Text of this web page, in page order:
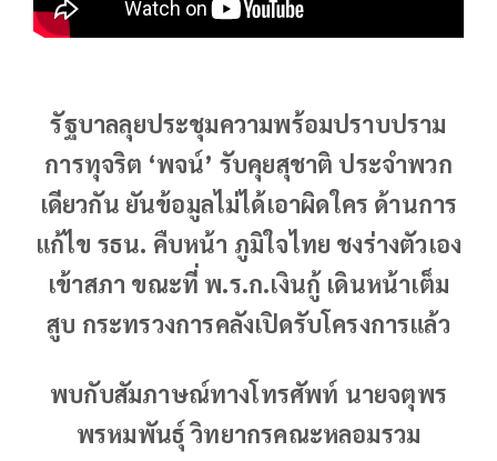
รัฐบาลลุยประชุมความพร้อมปราบปราม
การทุจริต ‘พจน์’ รับคุยสุชาติ ประจำพวก
เดียวกัน ยันข้อมูลไม่ได้เอาผิดใคร ด้านการ
แก้ไข รธน. คืบหน้า ภูมิใจไทย ชงร่างตัวเอง
เข้าสภา ขณะที่ พ.ร.ก.เงินกู้ เดินหน้าเต็ม
สูบ กระทรวงการคลังเปิดรับโครงการแล้ว
พบกับสัมภาษณ์ทางโทรศัพท์ นายจตุพร
พรหมพันธุ์ วิทยากรคณะหลอมรวม